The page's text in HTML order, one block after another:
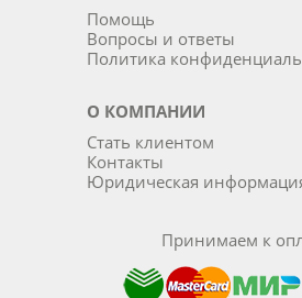
Помощь
Вопросы и ответы
Политика
О КОМПАНИИ
Стать клиентом
Контакты
Юридическая
Принимаем к